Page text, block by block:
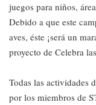
juegos para niños,
Debido a que este
aves, éste ¡será un
proyecto de Celebra
Todas las actividades
por los miembros de